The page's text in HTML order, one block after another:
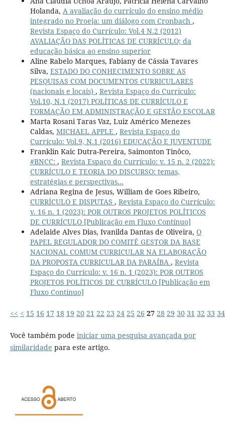
Holanda, A avaliação do currículo do ensino médio
integrado no Proeja: um diálogo com Cronbach ,
Revista Espaço do Currículo: Vol.4 N.2 (2012)
AVALIAÇÃO DAS POLÍTICAS DE CURRÍCULO; da
educação básica ao ensino superior
Aline Rabelo Marques, Fabiany de Cássia Tavares
Silva, ESTADO DO CONHECIMENTO SOBRE AS
PESQUISAS COM DOCUMENTOS CURRICULARES
(nacionais e locais) , Revista Espaço do Currículo:
Vol.10, N.1 (2017) POLÍTICAS DE CURRÍCULO E
FORMAÇÃO EM ADMINISTRAÇÃO E GESTÃO ESCOLAR
Marta Rosani Taras Vaz, Luiz Américo Menezes
Caldas, MICHAEL APPLE , Revista Espaço do
Currículo: Vol.9, N.1 (2016) EDUCAÇÃO E JUVENTUDE
Franklin Kaic Dutra-Pereira, Saimonton Tinôco,
#BNCC: , Revista Espaço do Currículo: v. 15 n. 2 (2022):
CURRÍCULO E TEORIA DO DISCURSO: temas,
estratégias e perspectivas...
Adriana Regina de Jesus, William de Goes Ribeiro,
CURRÍCULO E DISPUTAS , Revista Espaço do Currículo:
v. 16 n. 1 (2023): POR OUTROS PROJETOS POLÍTICOS
DE CURRÍCULO [Publicação em Fluxo Contínuo]
Adelaide Alves Dias, Ivanilda Dantas de Oliveira, O
PAPEL REGULADOR DO COMITÊ GESTOR DA BASE
NACIONAL COMUM CURRICULAR NA ELABORAÇÃO
DA PROPOSTA CURRICULAR DA PARAÍBA , Revista
Espaço do Currículo: v. 16 n. 1 (2023): POR OUTROS
PROJETOS POLÍTICOS DE CURRÍCULO [Publicação em
Fluxo Contínuo]
<< < 15 16 17 18 19 20 21 22 23 24 25 26 27 28 29 30 31 32 33 34
Você também pode iniciar uma pesquisa avançada por
similaridade para este artigo.